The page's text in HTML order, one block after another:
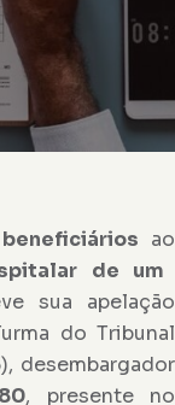
ao
de um
sua apelação
do Tribunal
desembargador
, presente no